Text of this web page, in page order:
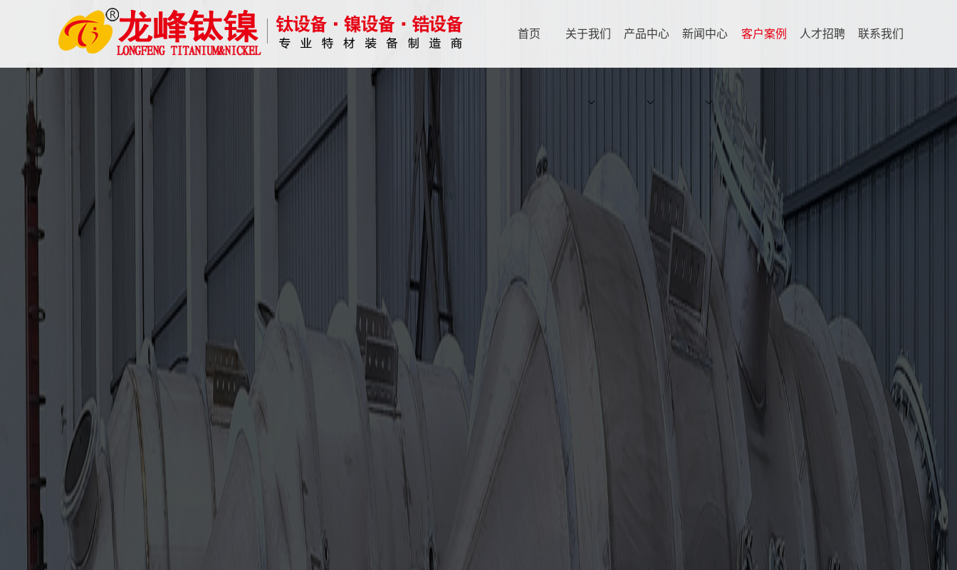
首页 关于我们 产品中心 新闻中心 客户案例 人才招聘 联系我们